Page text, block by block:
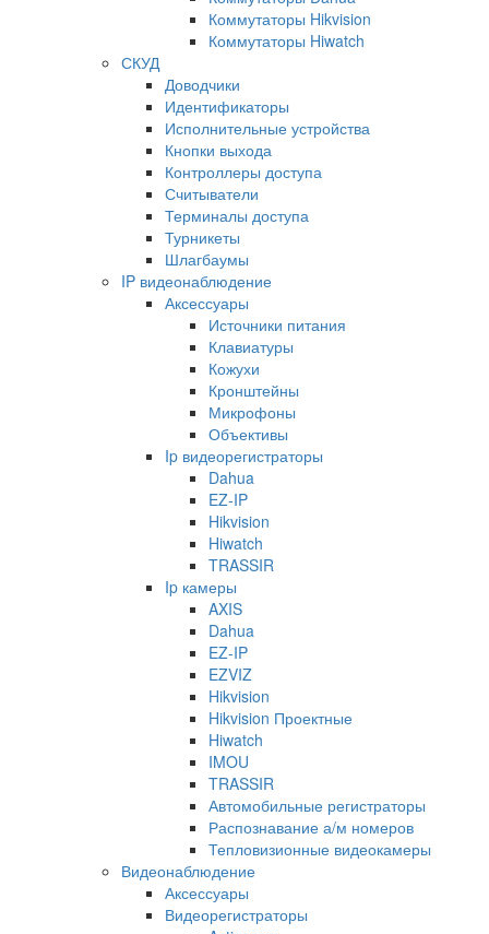
Коммутаторы Hikvision
Коммутаторы Hiwatch
СКУД
Доводчики
Идентификаторы
Исполнительные устройства
Кнопки выхода
Контроллеры доступа
Считыватели
Терминалы доступа
Турникеты
Шлагбаумы
IP видеонаблюдение
Аксессуары
Источники питания
Клавиатуры
Кожухи
Кронштейны
Микрофоны
Объективы
Ip видеорегистраторы
Dahua
EZ-IP
Hikvision
Hiwatch
TRASSIR
Ip камеры
AXIS
Dahua
EZ-IP
EZVIZ
Hikvision
Hikvision Проектные
Hiwatch
IMOU
TRASSIR
Автомобильные регистраторы
Распознавание а/м номеров
Тепловизионные видеокамеры
Видеонаблюдение
Аксессуары
Видеорегистраторы